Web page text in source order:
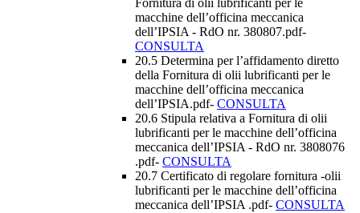
Fornitura di olii lubrificanti per le
macchine dell’officina meccanica
dell’IPSIA - RdO nr. 380807.pdf-
CONSULTA
20.5 Determina per l’affidamento diretto
della Fornitura di olii lubrificanti per le
macchine dell’officina meccanica
dell’IPSIA.pdf- CONSULTA
20.6 Stipula relativa a Fornitura di olii
lubrificanti per le macchine dell’officina
meccanica dell’IPSIA - RdO nr. 3808076
.pdf- CONSULTA
20.7 Certificato di regolare fornitura -olii
lubrificanti per le macchine dell’officina
meccanica dell’IPSIA .pdf- CONSULTA